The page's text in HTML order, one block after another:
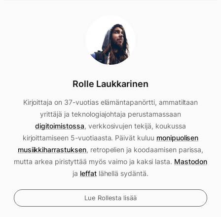
Rolle Laukkarinen
Kirjoittaja on 37-vuotias elämäntapanörtti, ammatiltaan
yrittäjä ja teknologiajohtaja perustamassaan
digitoimistossa, verkkosivujen tekijä, koukussa
kirjoittamiseen 5-vuotiaasta. Päivät kuluu monipuolisen
musiikkiharrastuksen, retropelien ja koodaamisen parissa,
mutta arkea piristyttää myös vaimo ja kaksi lasta. Mastodon
ja leffatlähellä sydäntä.
Lue Rollesta lisää